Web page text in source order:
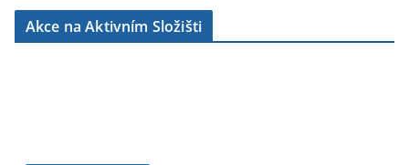
b
Akce na Aktivním Složišti